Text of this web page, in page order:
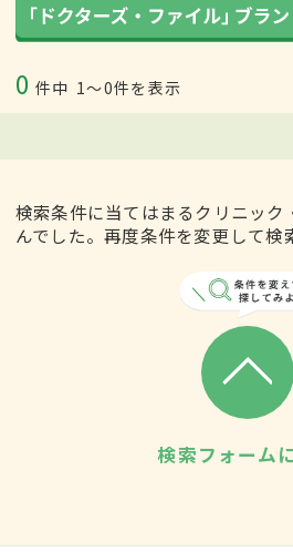
0 件中 1〜0件を表示
検索条件に当てはまるクリニック
んでした。再度条件を変更して検
検索フォーム